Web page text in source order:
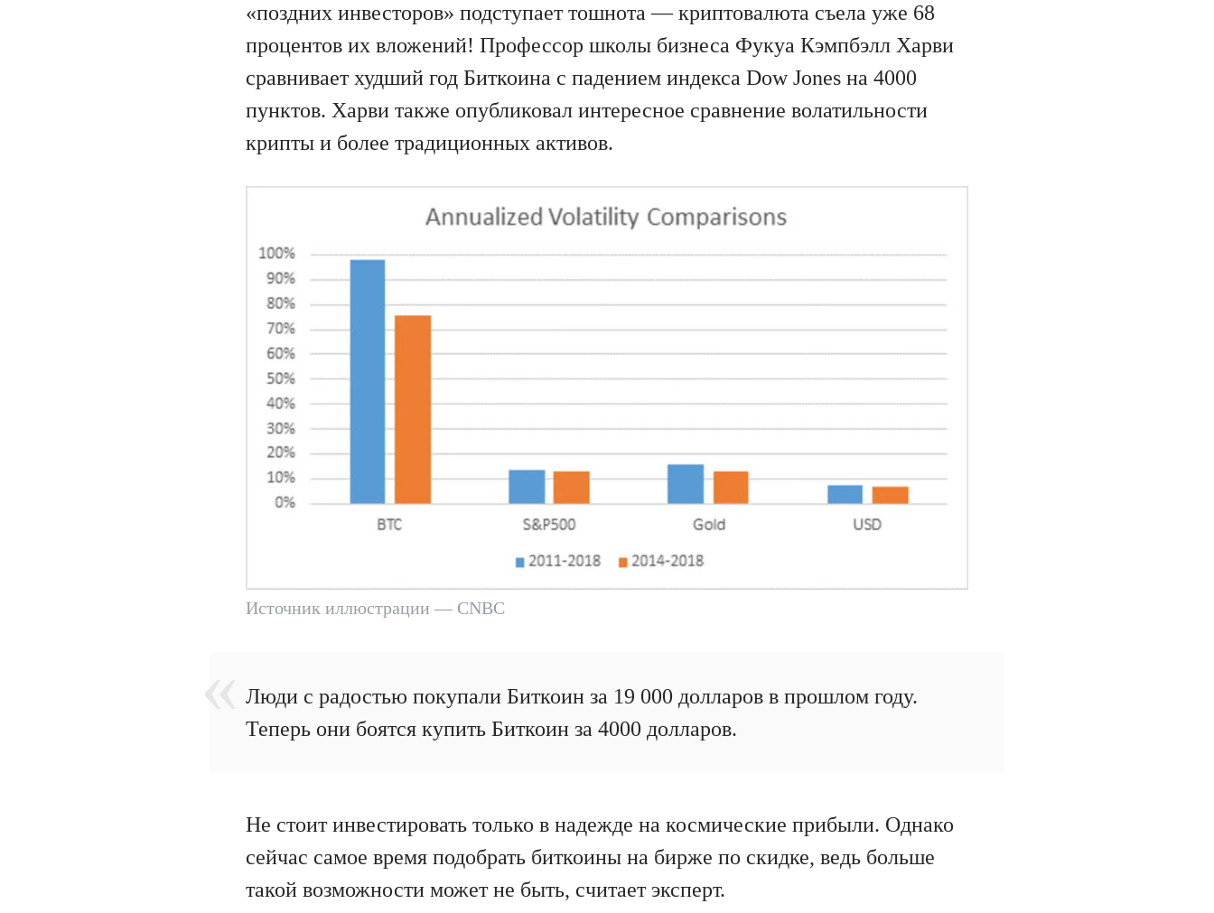
«поздних инвесторов» подступает тошнота — криптовалюта съела уже 68
процентов их вложений! Профессор школы бизнеса Фукуа Кэмпбэлл Харви
сравнивает худший год Биткоина с падением индекса Dow Jones на 4000
пунктов. Харви также опубликовал интересное сравнение волатильности
крипты и более традиционных активов.
Источник иллюстрации — CNBC
Люди с радостью покупали Биткоин за 19 000 долларов в прошлом году.
Теперь они боятся купить Биткоин за 4000 долларов.
Не стоит инвестировать только в надежде на космические прибыли. Однако
сейчас самое время подобрать биткоины на бирже по скидке, ведь больше
такой возможности может не быть, считает эксперт.